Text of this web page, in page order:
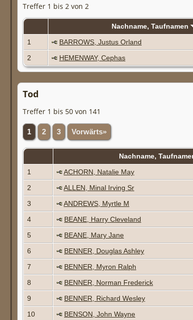
Treffer 1 bis 2 von 2
Nachname, Taufnamen
1
BARROWS, Justus Orland
2
HEMENWAY, Cephas
Tod
Treffer 1 bis 50 von 141
1 2 3 Vorwärts»
Nachname,
1
ACHORN, Natalie May
2
ALLEN, Minal Irving Sr
3
ANDREWS, Myrtle M
4
BEANE, Harry Cleveland
5
BEANE, Mary Jane
6
BENNER, Douglas Ashley
7
BENNER, Myron Ralph
8
BENNER, Norman Frederick
9
BENNER, Richard Wesley
10
BENSON, John Wayne